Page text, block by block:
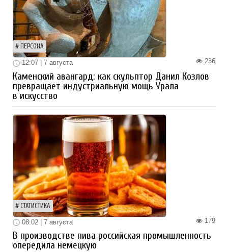
ПЕРСОНА
236
12:07 | 7 августа
Каменский авангард: как скульптор Данил Козлов
превращает индустриальную мощь Урала
в искусство
СТАТИСТИКА
179
08:02 | 7 августа
В производстве пива российская промышленность
опередила немецкую